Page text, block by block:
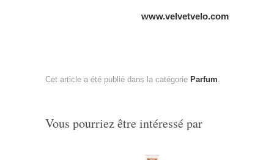
www.velvetvelo.com
Cet article a été publié dans la catégorie Parfum
Vous pourriez être intéressé par